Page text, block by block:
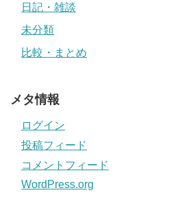
日記・雑談
未分類
比較・まとめ
メタ情報
ログイン
投稿フィード
コメントフィード
WordPress.org